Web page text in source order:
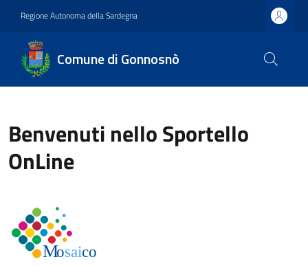
Regione Autonoma della Sardegna
Comune di Gonnosnò
Benvenuti nello Sportello
OnLine